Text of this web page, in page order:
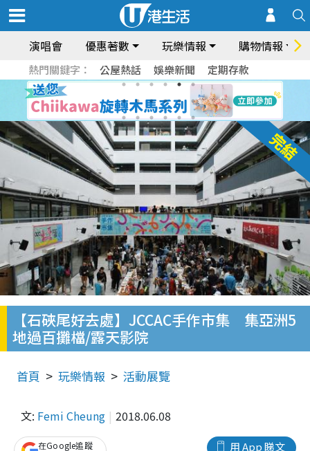
演唱會 優惠著數 玩樂情報 購物情報
熱門關鍵字： 公屋熱話 娛樂新聞 定期存款
【石硤尾好去處】JCCAC手作市集 集亞洲5
地過百攤檔/露天影院
首頁 玩樂情報 活動展覽
文: Femi Cheung 2018.06.08
用 App 睇文
在Google追蹤